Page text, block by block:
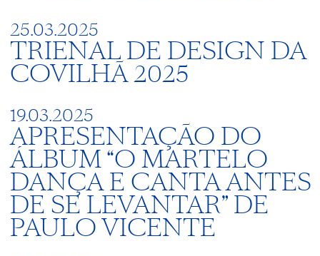
25.03.2025
TRIENAL DE DESIGN DA
COVILHÃ 2025
19.03.2025
APRESENTAÇÃO DO
ÁLBUM “O MARTELO
DANÇA E CANTA ANTES
DE SE LEVANTAR” DE
PAULO VICENTE